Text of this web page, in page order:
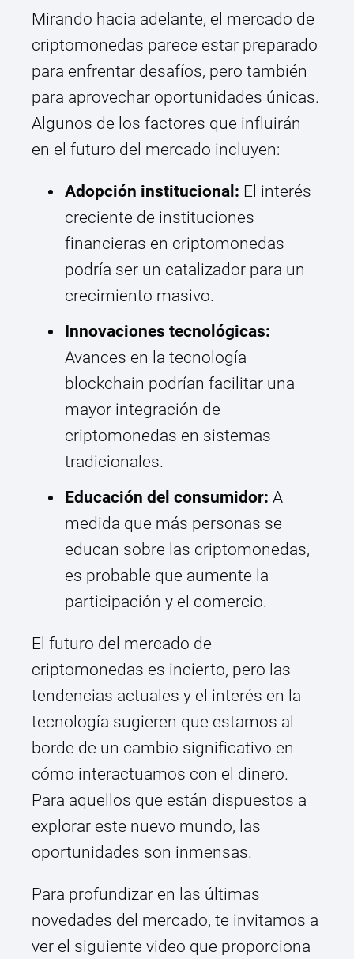
Mirando hacia adelante, el mercado de
criptomonedas parece estar preparado
para enfrentar desafíos, pero también
para aprovechar oportunidades únicas.
Algunos de los factores que influirán
en el futuro del mercado incluyen:
Adopción institucional: El interés
creciente de instituciones
financieras en criptomonedas
podría ser un catalizador para un
crecimiento masivo.
Innovaciones tecnológicas:
Avances en la tecnología
blockchain podrían facilitar una
mayor integración de
criptomonedas en sistemas
tradicionales.
Educación del consumidor: A
medida que más personas se
educan sobre las criptomonedas,
es probable que aumente la
participación y el comercio.
El futuro del mercado de
criptomonedas es incierto, pero las
tendencias actuales y el interés en la
tecnología sugieren que estamos al
borde de un cambio significativo en
cómo interactuamos con el dinero.
Para aquellos que están dispuestos a
explorar este nuevo mundo, las
oportunidades son inmensas.
Para profundizar en las últimas
novedades del mercado, te invitamos a
ver el siguiente video que proporciona